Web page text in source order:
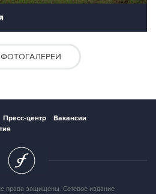
Пресс-центр
Вакансии
права защищены. Сетевое издание